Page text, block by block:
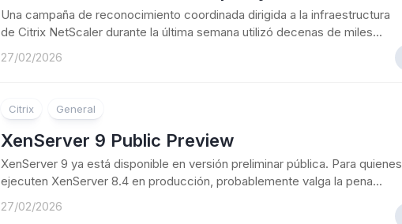
Una campaña de reconocimiento coordinada dirigida a la infraestructura
de Citrix NetScaler durante la última semana utilizó decenas de miles...
27/02/2026
Citrix General
XenServer 9 Public Preview
XenServer 9 ya está disponible en versión preliminar pública. Para quienes
ejecuten XenServer 8.4 en producción, probablemente valga la pena...
27/02/2026